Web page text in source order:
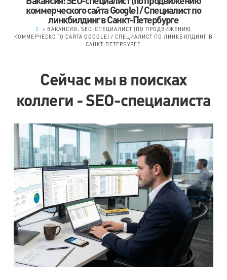
коммерческого сайта Google) / Специалист по
линкбилдинг в Санкт-Петербурге
> ВАКАНСИЯ: SEO-СПЕЦИАЛИСТ (ПО ПРОДВИЖЕНИЮ
КОММЕРЧЕСКОГО САЙТА GOOGLE) / СПЕЦИАЛИСТ ПО ЛИНКБИЛДИНГ В
САНКТ-ПЕТЕРБУРГЕ
Сейчас мы в поисках
коллеги - SEO-специалиста